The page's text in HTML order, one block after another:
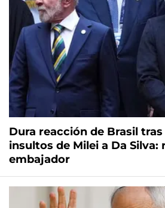
Dura reacción de Brasil
insultos de Milei a Da Silva:
embajador